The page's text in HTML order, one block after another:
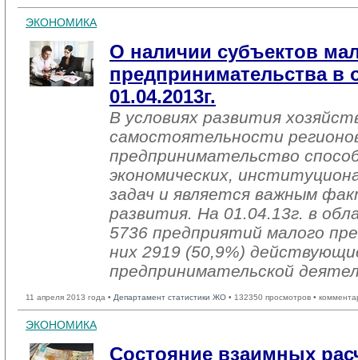
ЭКОНОМИКА
О наличии субъектов
предпринимательства в
01.04.2013г.
В условиях развития
самостоятельности
предпринимательство
экономических,
задач и является важным
развития. На 01.04.13г. в
5736 предприятий малого
них 2919 (50,9%)
предпринимательской
11 апреля 2013 года • Департамент статистики ЖО • 132350 просмотров •
ЭКОНОМИКА
Состояние взаимных